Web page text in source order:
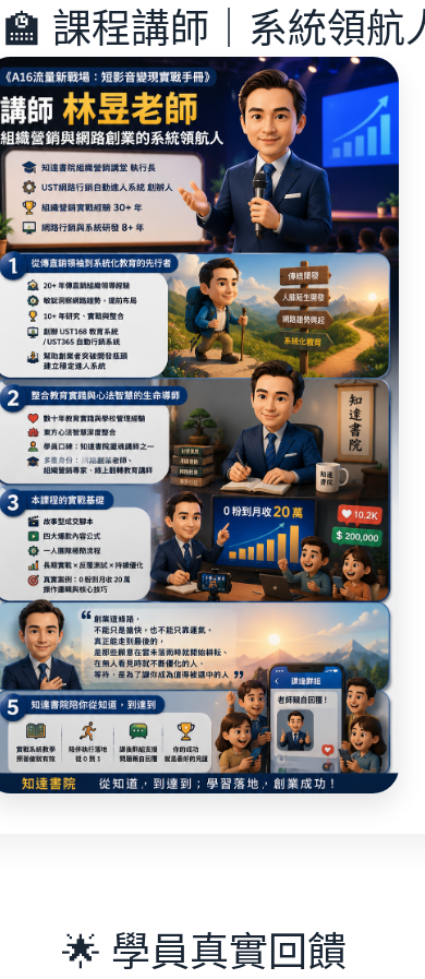
課程講師｜系統領航
🌟 學員真實回饋